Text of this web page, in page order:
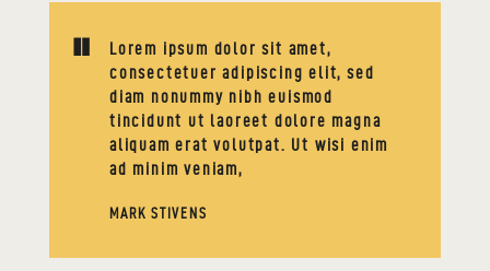
Lorem ipsum dolor sit amet,
consectetuer adipiscing elit, sed
diam nonummy nibh euismod
tincidunt ut laoreet dolore magna
aliquam erat volutpat. Ut wisi enim
ad minim veniam,
MARK STIVENS